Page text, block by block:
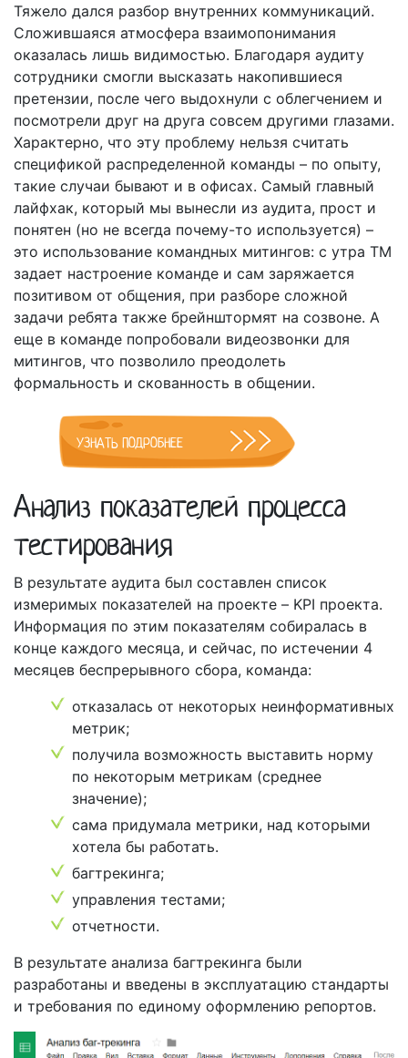
Тяжело дался разбор внутренних коммуникаций.
Сложившаяся атмосфера взаимопонимания
оказалась лишь видимостью. Благодаря аудиту
сотрудники смогли высказать накопившиеся
претензии, после чего выдохнули с облегчением и
посмотрели друг на друга совсем другими глазами.
Характерно, что эту проблему нельзя считать
спецификой распределенной команды – по опыту,
такие случаи бывают и в офисах. Самый главный
лайфхак, который мы вынесли из аудита, прост и
понятен (но не всегда почему-то используется) –
это использование командных митингов: с утра ТМ
задает настроение команде и сам заряжается
позитивом от общения, при разборе сложной
задачи ребята также брейнштормят на созвоне. А
еще в команде попробовали видеозвонки для
митингов, что позволило преодолеть
формальность и скованность в общении.
УЗНАТЬ ПОДРОБНЕЕ
Анализ показателей процесса
тестирования
В результате аудита был составлен список
измеримых показателей на проекте – KPI проекта.
Информация по этим показателям собиралась в
конце каждого месяца, и сейчас, по истечении 4
месяцев беспрерывного сбора, команда:
отказалась от некоторых неинформативных
метрик;
получила возможность выставить норму
по некоторым метрикам (среднее
значение);
сама придумала метрики, над которыми
хотела бы работать.
багтрекинга;
управления тестами;
отчетности.
В результате анализа багтрекинга были
разработаны и введены в эксплуатацию стандарты
и требования по единому оформлению репортов.